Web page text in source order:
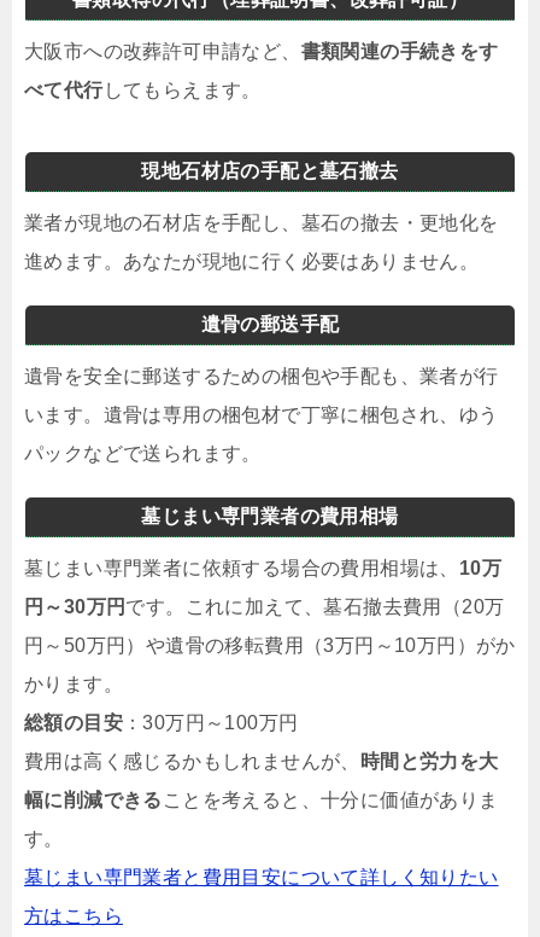
大阪市への改葬許可申請など、 書類関連の手続きをす
べて代行してもらえます。
現地石材店の手配と墓石撤去
業者が現地の石材店を手配し、墓石の撤去・更地化を
進めます。あなたが現地に行く必要はありません。
遺骨の郵送手配
遺骨を安全に郵送するための梱包や手配も、業者が行
います。遺骨は専用の梱包材で丁寧に梱包され、ゆう
パックなどで送られます。
墓じまい専門業者の費用相場
墓じまい専門業者に依頼する場合の費用相場は、 10万
円～30万円 です。これに加えて、墓石撤去費用（20万
円～50万円）や遺骨の移転費用（3万円～10万円）がか
かります。
総額の目安 ：30万円～100万円
費用は高く感じるかもしれませんが、
時間と労力を大
幅に削減できる ことを考えると、十分に価値がありま
す。
墓じまい専門業者と費用目安について詳しく知りたい
方はこちら